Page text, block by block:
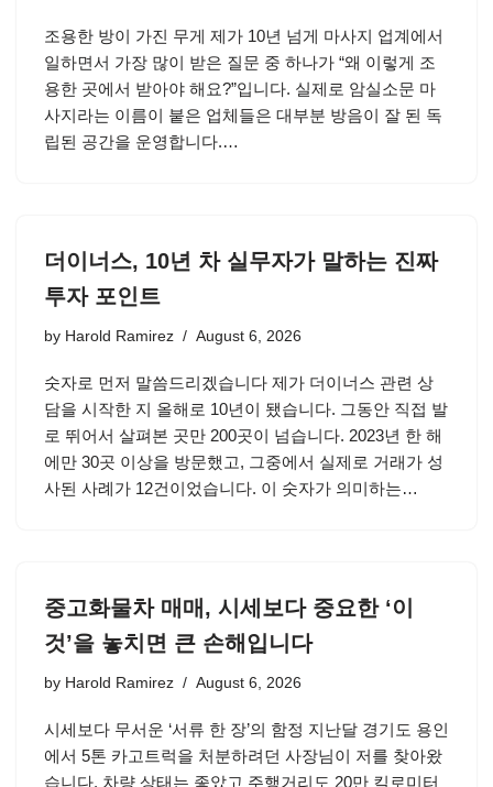
조용한 방이 가진 무게 제가 10년 넘게 마사지 업계에서
일하면서 가장 많이 받은 질문 중 하나가 “왜 이렇게 조
용한 곳에서 받아야 해요?”입니다. 실제로 암실소문 마
사지라는 이름이 붙은 업체들은 대부분 방음이 잘 된 독
립된 공간을 운영합니다.…
더이너스, 10년 차 실무자가 말하는 진짜
투자 포인트
by Harold Ramirez August 6, 2026
숫자로 먼저 말씀드리겠습니다 제가 더이너스 관련 상
담을 시작한 지 올해로 10년이 됐습니다. 그동안 직접 발
로 뛰어서 살펴본 곳만 200곳이 넘습니다. 2023년 한 해
에만 30곳 이상을 방문했고, 그중에서 실제로 거래가 성
사된 사례가 12건이었습니다. 이 숫자가 의미하는…
중고화물차 매매, 시세보다 중요한 ‘이
것’을 놓치면 큰 손해입니다
by Harold Ramirez August 6, 2026
시세보다 무서운 ‘서류 한 장’의 함정 지난달 경기도 용인
에서 5톤 카고트럭을 처분하려던 사장님이 저를 찾아왔
습니다. 차량 상태는 좋았고 주행거리도 20만 킬로미터